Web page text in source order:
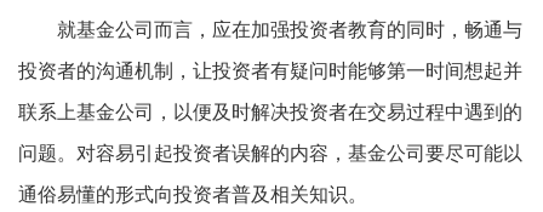
就基金公司而言，应在加强投资者教育的同时，畅通与
投资者的沟通机制，让投资者有疑问时能够第一时间想起并
联系上基金公司，以便及时解决投资者在交易过程中遇到的
问题。对容易引起投资者误解的内容，基金公司要尽可能以
通俗易懂的形式向投资者普及相关知识。